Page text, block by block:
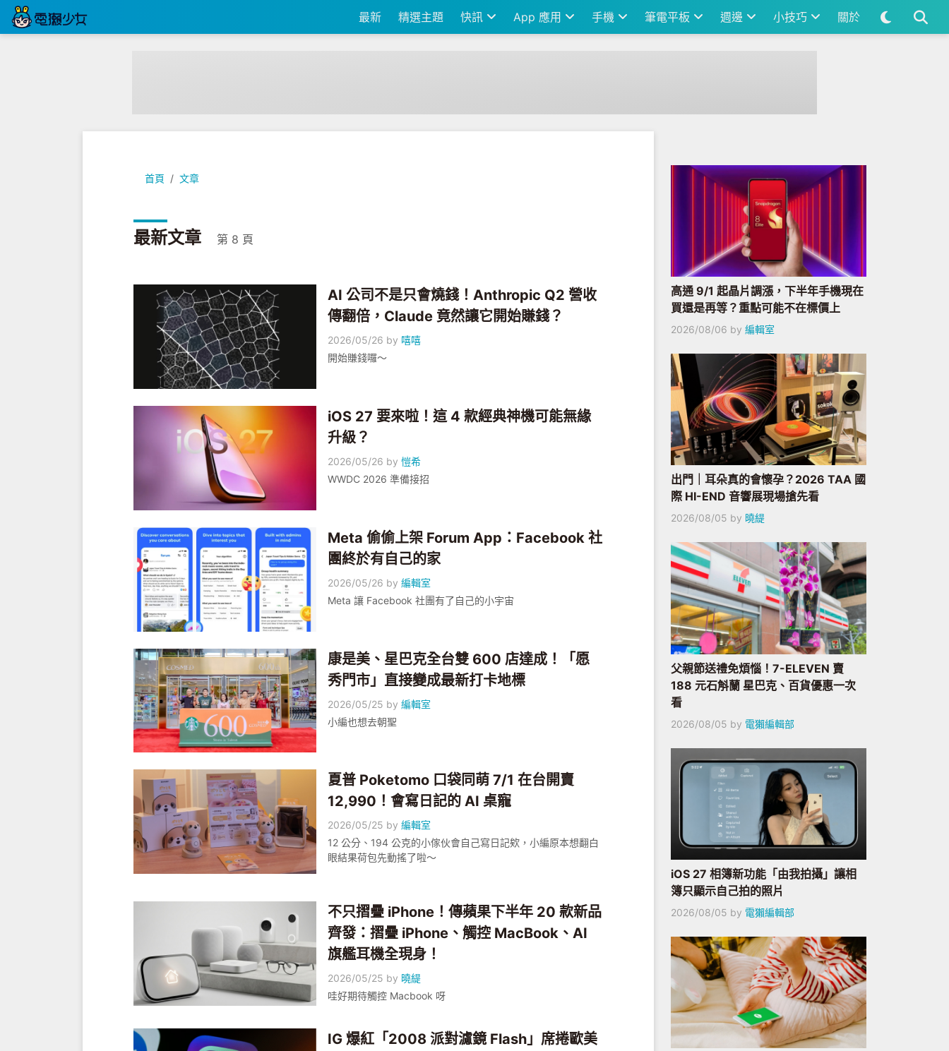
最新 精選主題 快訊 App 應用 手機 筆電平板 週邊 小技巧 關於
首頁 文章
最新文章 第 8 頁
AI 公司不是只會燒錢！Anthropic Q2 營收
傳翻倍，Claude 竟然讓它開始賺錢？
2026/05/26 by 嘻嘻
開始賺錢囉～
iOS 27 要來啦！這 4 款經典神機可能無緣
升級？
2026/05/26 by愷希
WWDC 2026 準備接招
Meta 偷偷上架 Forum App：Facebook 社
團終於有自己的家
2026/05/26 by編輯室
Meta 讓 Facebook 社團有了自己的小宇宙
康是美、星巴克全台雙 600 店達成！「愿
秀門市」直接變成最新打卡地標
2026/05/25 by編輯室
小編也想去朝聖
夏普 Poketomo 口袋同萌 7/1 在台開賣
12,990！會寫日記的 AI 桌寵
2026/05/25 by編輯室
12 公分、194 公克的小傢伙會自己寫日記欸，小編原本想翻白
眼結果荷包先動搖了啦～
不只摺疊 iPhone！傳蘋果下半年 20 款新品
齊發：摺疊 iPhone、觸控 MacBook、AI
旗艦耳機全現身！
2026/05/25 by 曉緹
哇好期待觸控 Macbook 呀
IG 爆紅「2008 派對濾鏡 Flash」席捲歐美
高通 9/1 起晶片調漲，下半年手機現在
買還是再等？重點可能不在標價上
2026/08/06 by 編輯室
出門｜耳朵真的會懷孕？2026 TAA 國
際 HI-END 音響展現場搶先看
2026/08/05 by 曉緹
父親節送禮免煩惱！7-ELEVEN 賣
188 元石斛蘭 星巴克、百貨優惠一次
看
2026/08/05 by 電獺編輯部
iOS 27 相簿新功能「由我拍攝」讓相
簿只顯示自己拍的照片
2026/08/05 by 電獺編輯部